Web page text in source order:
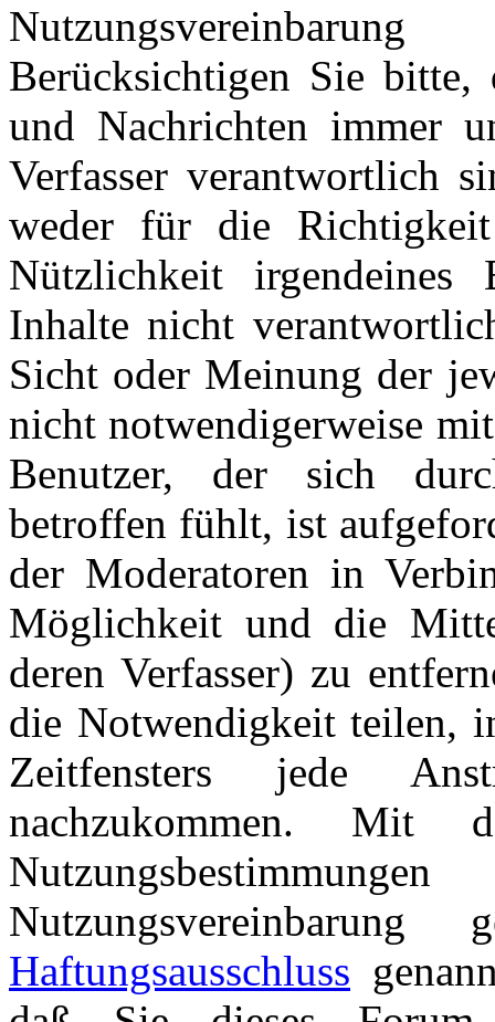
Nutzungsvereinbarung
Berücksichtigen Sie
und Nachrichten immer
Verfasser verantwortlich
weder für die
Nützlichkeit
Inhalte nicht
Sicht oder Meinung der
nicht notwendigerweise
Benutzer, der sich
betroffen fühlt, ist
der Moderatoren in
Möglichkeit und die
deren Verfasser) zu
die Notwendigkeit teilen,
Zeitfensters jede
nachzukommen. Mit
Haftungsausschluss